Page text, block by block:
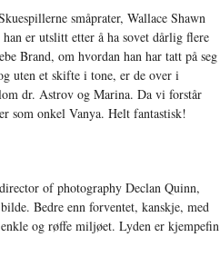
småprater, Wallace Shawn
er utslitt etter å ha sovet dårlig flere
Brand, om hvordan han har tatt på seg
uten et skifte i tone, er de over i
dr. Astrov og Marina. Da vi forstår
som onkel Vanya. Helt fantastisk!
of photography Declan Quinn,
Bedre enn forventet, kanskje, med
og røffe miljøet. Lyden er kjempefin